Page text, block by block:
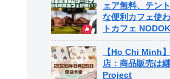
ェア無料、テン
な便利カフェ使
トカフェ
【Ho Chi Minh
店：商品販売は
Project